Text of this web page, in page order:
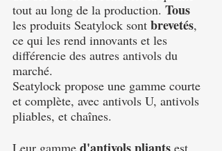
tout au long de la production. Tous
les produits Seatylock sont brevetés,
ce qui les rend innovants et les
différencie des autres antivols du
marché.
Seatylock propose une gamme courte
et complète, avec antivols U, antivols
pliables, et chaînes.
Leur gamme
est